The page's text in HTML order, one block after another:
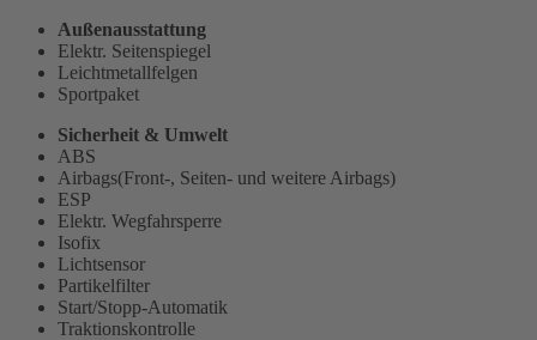
Außenausstattung
Elektr. Seitenspiegel
Leichtmetallfelgen
Sportpaket
Sicherheit & Umwelt
ABS
Airbags(Front-, Seiten- und weitere Airbags)
ESP
Elektr. Wegfahrsperre
Isofix
Lichtsensor
Partikelfilter
Start/Stopp-Automatik
Traktionskontrolle